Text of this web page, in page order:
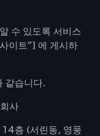
수 있도록 서비스
이트”] 에 게시하
같습니다.
사
층 (서린동, 영풍